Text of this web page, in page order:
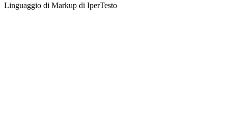
Linguaggio di Markup di IperTesto